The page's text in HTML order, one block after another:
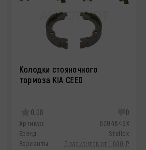
Колодки стояночного
тормоза KIA CEED
0,00 0
Артикул:
000464SX
Бренд:
Stellox
Варианты:
5 вариантов от 1 600 ₽